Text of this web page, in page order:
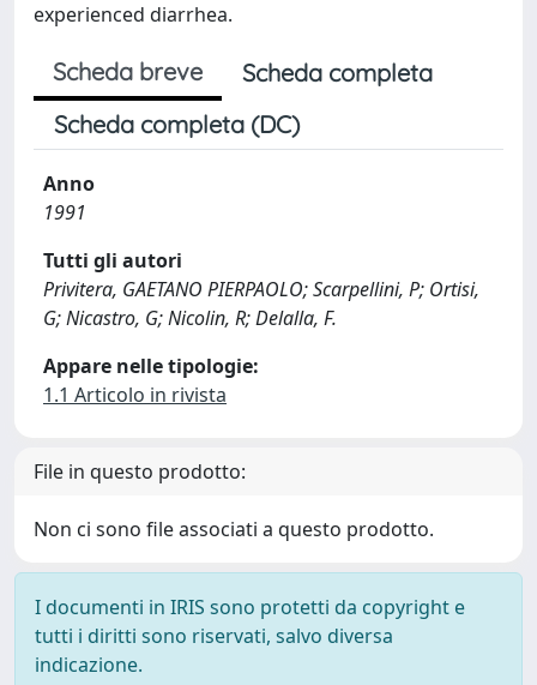
experienced diarrhea.
Scheda breve
Scheda completa
Scheda completa (DC)
Anno
1991
Tutti gli autori
Privitera, GAETANO PIERPAOLO; Scarpellini, P; Ortisi,
G; Nicastro, G; Nicolin, R; Delalla, F.
Appare nelle tipologie:
1.1 Articolo in rivista
File in questo prodotto:
Non ci sono file associati a questo prodotto.
I documenti in IRIS sono protetti da copyright e
tutti i diritti sono riservati, salvo diversa
indicazione.